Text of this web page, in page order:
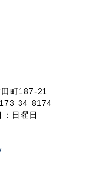
町187-21
34-8174
日曜日